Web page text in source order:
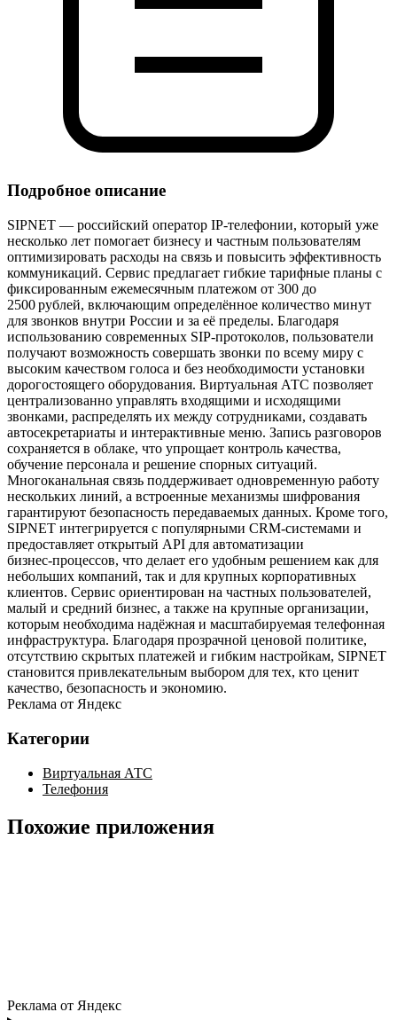
Подробное описание
SIPNET — российский оператор IP‑телефонии, который уже
несколько лет помогает бизнесу и частным пользователям
оптимизировать расходы на связь и повысить эффективность
коммуникаций. Сервис предлагает гибкие тарифные планы с
фиксированным ежемесячным платежом от 300 до
2500 рублей, включающим определённое количество минут
для звонков внутри России и за её пределы. Благодаря
использованию современных SIP‑протоколов, пользователи
получают возможность совершать звонки по всему миру с
высоким качеством голоса и без необходимости установки
дорогостоящего оборудования. Виртуальная АТС позволяет
централизованно управлять входящими и исходящими
звонками, распределять их между сотрудниками, создавать
автосекретариаты и интерактивные меню. Запись разговоров
сохраняется в облаке, что упрощает контроль качества,
обучение персонала и решение спорных ситуаций.
Многоканальная связь поддерживает одновременную работу
нескольких линий, а встроенные механизмы шифрования
гарантируют безопасность передаваемых данных. Кроме того,
SIPNET интегрируется с популярными CRM‑системами и
предоставляет открытый API для автоматизации
бизнес‑процессов, что делает его удобным решением как для
небольших компаний, так и для крупных корпоративных
клиентов. Сервис ориентирован на частных пользователей,
малый и средний бизнес, а также на крупные организации,
которым необходима надёжная и масштабируемая телефонная
инфраструктура. Благодаря прозрачной ценовой политике,
отсутствию скрытых платежей и гибким настройкам, SIPNET
становится привлекательным выбором для тех, кто ценит
качество, безопасность и экономию.
Реклама от Яндекс
Категории
Виртуальная АТС
Телефония
Похожие приложения
Реклама от Яндекс